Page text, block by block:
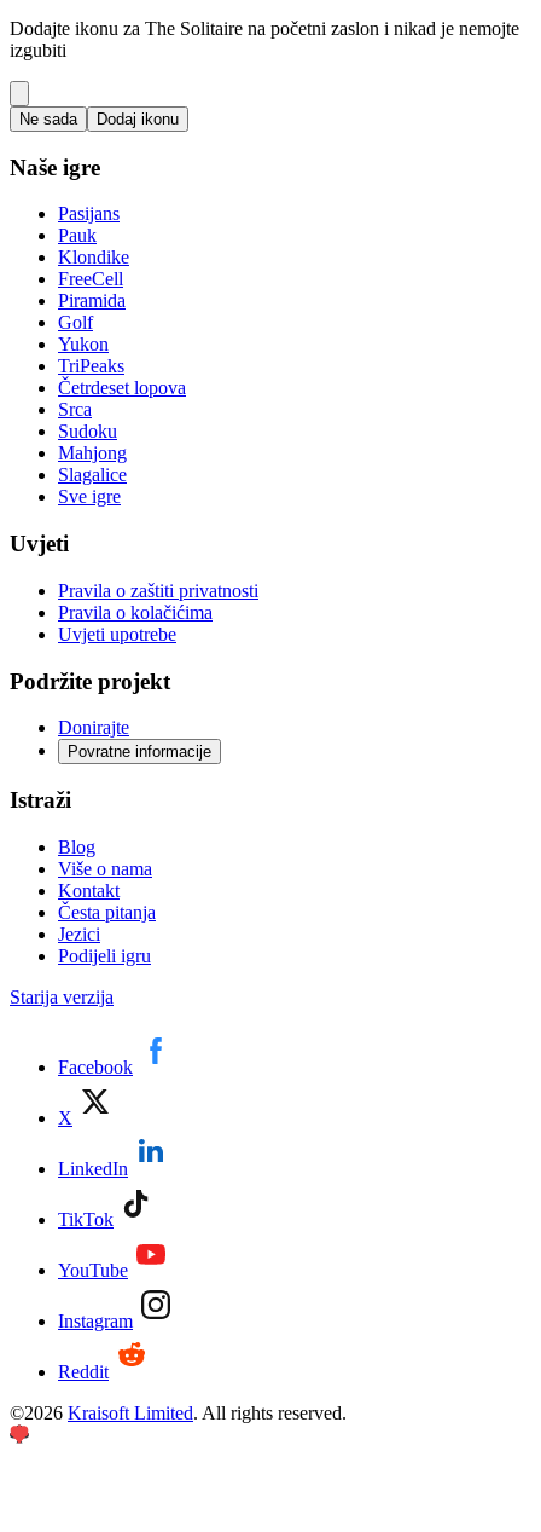
Dodajte ikonu za The Solitaire na početni zaslon i nikad je nemojte
izgubiti
Ne sada Dodaj ikonu
Naše igre
Pasijans
Pauk
Klondike
FreeCell
Piramida
Golf
Yukon
TriPeaks
Četrdeset lopova
Srca
Sudoku
Mahjong
Slagalice
Sve igre
Uvjeti
Pravila o zaštiti privatnosti
Pravila o kolačićima
Uvjeti upotrebe
Podržite projekt
Donirajte
Povratne informacije
Istraži
Blog
Više o nama
Kontakt
Česta pitanja
Jezici
Podijeli igru
Starija verzija
Facebook
X
LinkedIn
TikTok
YouTube
Instagram
Reddit
©2026 Kraisoft Limited. All rights reserved.